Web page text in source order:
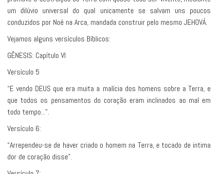
um dilúvio universal do qual unicamente se salvam uns poucos
conduzidos por Noé na Arca, mandada construir pelo mesmo JEHOVÁ.
Vejamos alguns versículos Bíblicos:
GÊNESIS: Capítulo VI
Versículo 5
“E vendo DEUS que era muita a malícia dos homens sobre a Terra, e
que todos os pensamentos do coração eram inclinados ao mal em
todo tempo...”.
Versículo 6:
“Arrependeu-se de haver criado o homem na Terra, e tocado de intima
dor de coração disse”.